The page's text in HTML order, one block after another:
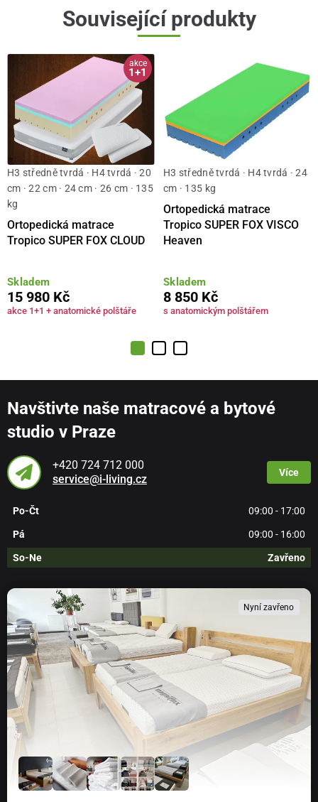
Související produkty
akce
1+1
H3 středně tvrdá · H4 tvrdá · 20
cm · 22 cm · 24 cm · 26 cm · 135
kg
Ortopedická matrace
Tropico SUPER FOX CLOUD
Skladem
15 980 Kč
akce 1+1 + anatomické polštáře
H3 středně tvrdá · H4 tvrdá · 24
cm · 135 kg
Ortopedická matrace
Tropico SUPER FOX VISCO
Heaven
Skladem
8 850 Kč
s anatomickým polštářem
Navštivte naše matracové a bytové
studio v Praze
+420 724 712 000
service@i-living.cz
Více
Po-Čt 09:00 - 17:00
Pá 09:00 - 16:00
So-Ne Zavřeno
Nyní zavřeno